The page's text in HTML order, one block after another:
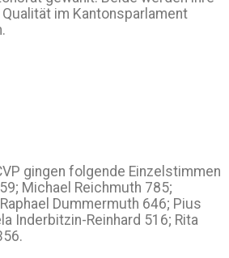
im Kantonsparlament
gingen folgende Einzelstimmen
Michael Reichmuth 785;
Dummermuth 646; Pius
Inderbitzin-Reinhard 516; Rita